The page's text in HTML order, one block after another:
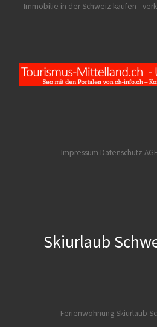
Immobilie in der Schweiz kaufen -
Impressum Datenschutz
Skiurlaub
Ferienwohnung Skiurlaub